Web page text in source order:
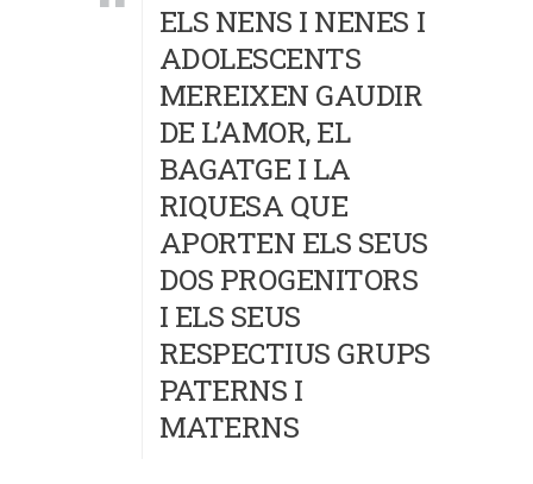
ELS NENS I NENES I
ADOLESCENTS
MEREIXEN GAUDIR
DE L’AMOR, EL
BAGATGE I LA
RIQUESA QUE
APORTEN ELS SEUS
DOS PROGENITORS
I ELS SEUS
RESPECTIUS GRUPS
PATERNS I
MATERNS